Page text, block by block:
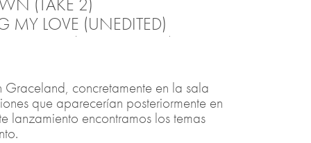
MY LOVE (UNEDITED)
TO GO (ROUGH MIX)
(END ONLY)concretamente en la sala
que aparecerían posteriormente en
lanzamiento encontramos los temas